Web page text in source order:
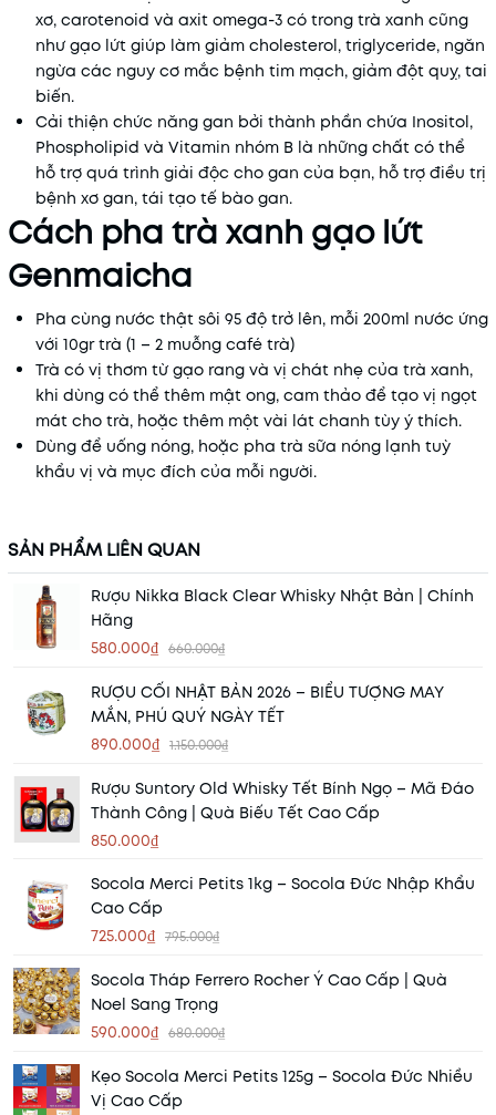
xơ, carotenoid và axit omega-3 có trong trà xanh cũng
như gạo lứt giúp làm giảm cholesterol, triglyceride, ngăn
ngừa các nguy cơ mắc bệnh tim mạch, giảm đột quỵ, tai
biến.
Cải thiện chức năng gan bởi thành phần chứa Inositol,
Phospholipid và Vitamin nhóm B là những chất có thể
hỗ trợ quá trình giải độc cho gan của bạn, hỗ trợ điều trị
bệnh xơ gan, tái tạo tế bào gan.
Cách pha trà xanh gạo lứt
Genmaicha
Pha cùng nước thật sôi 95 độ trở lên, mỗi 200ml nước ứng
với 10gr trà (1 – 2 muỗng café trà)
Trà có vị thơm từ gạo rang và vị chát nhẹ của trà xanh,
khi dùng có thể thêm mật ong, cam thảo để tạo vị ngọt
mát cho trà, hoặc thêm một vài lát chanh tùy ý thích.
Dùng để uống nóng, hoặc pha trà sữa nóng lạnh tuỳ
khẩu vị và mục đích của mỗi người.
SẢN PHẨM LIÊN QUAN
Rượu Nikka Black Clear Whisky Nhật Bản | Chính
Hãng
580.000₫ 660.000₫
RƯỢU CỐI NHẬT BẢN 2026 – BIỂU TƯỢNG MAY
MẮN, PHÚ QUÝ NGÀY TẾT
890.000₫ 1.150.000₫
Rượu Suntory Old Whisky Tết Bính Ngọ – Mã Đáo
Thành Công | Quà Biếu Tết Cao Cấp
850.000₫
Socola Merci Petits 1kg – Socola Đức Nhập Khẩu
Cao Cấp
725.000₫ 795.000₫
Socola Tháp Ferrero Rocher Ý Cao Cấp | Quà
Noel Sang Trọng
590.000₫ 680.000₫
Kẹo Socola Merci Petits 125g – Socola Đức Nhiều
Vị Cao Cấp